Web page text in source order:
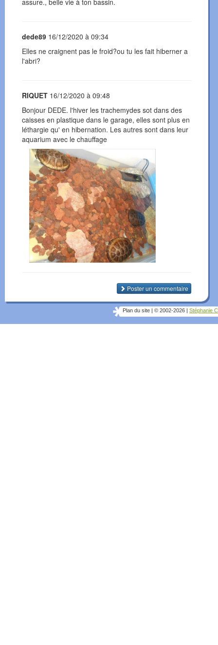
dede89 16/12/2020 à 09:34
Elles ne craignent pas le froid?ou tu les fait hiberner a
l'abri?
RIQUET 16/12/2020 à 09:48
Bonjour DEDE. l'hiver les trachemydes sot dans des
caisses en plastique dans le garage, elles sont plus en
léthargie qu' en hibernation. Les autres sont dans leur
aquarium avec le chauffage
Poster un commentaire
Plan du site | © 2002-2026 | Stéphanie C